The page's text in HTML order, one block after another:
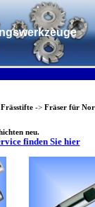
-> Fräser für
neu.
finden Sie hier